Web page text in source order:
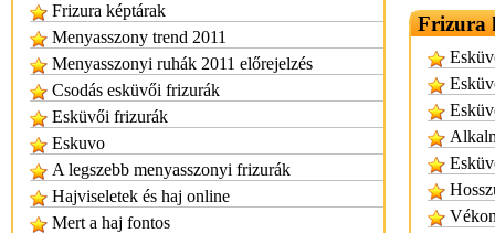
Frizura képtárak
Menyasszony trend 2011
Menyasszonyi ruhák 2011 előrejelzés
Csodás esküvői frizurák
Esküvői frizurák
Eskuvo
A legszebb menyasszonyi frizurák
Hajviseletek és haj online
Mert a haj fontos
Frizura